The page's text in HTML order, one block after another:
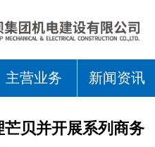
主营业务 新闻资讯
贝并开展系列商务